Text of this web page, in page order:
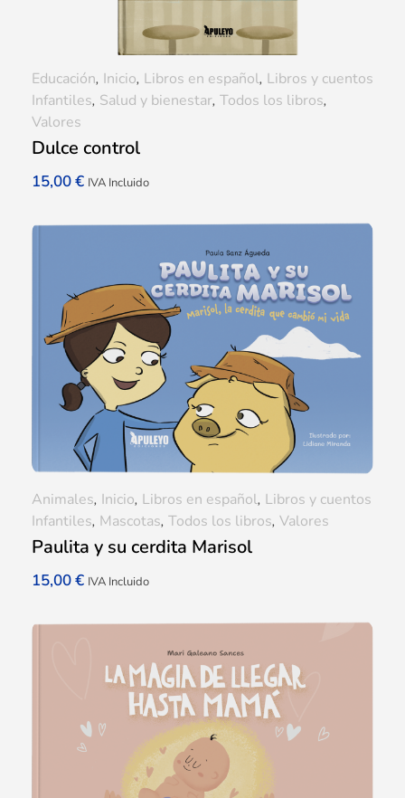
Dulce control
15,00€ IVA Incluido
Educación, Inicio, Libros en español, Libros y cuentos
Infantiles, Salud y bienestar, Todos los libros,
Valores
Paulita y su cerdita Marisol
15,00€ IVA Incluido
Animales, Inicio, Libros en español, Libros y cuentos
Infantiles, Mascotas, Todos los libros, Valores